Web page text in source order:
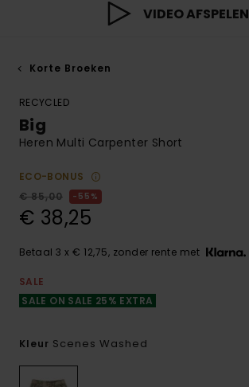
VIDEO AFSPELEN
Korte Broeken
RECYCLED
Big
Heren Multi Carpenter Short
ECO-BONUS
€ 85,00
55%
€ 38,25
Betaal 3 x € 12,75, zonder rente met
SALE
SALE ON SALE 25% EXTRA
Kleur Scenes Washed